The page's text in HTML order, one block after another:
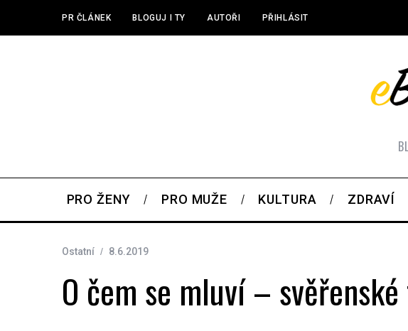
PR ČLÁNEK BLOGUJ I TY AUTOŘI PŘIHLÁSIT
PRO ŽENY PRO MUŽE KULTURA ZDRAVÍ
Ostatní 8.6.2019
O čem se mluví –